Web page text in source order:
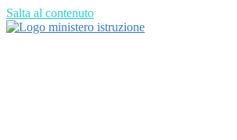
Salta al contenuto